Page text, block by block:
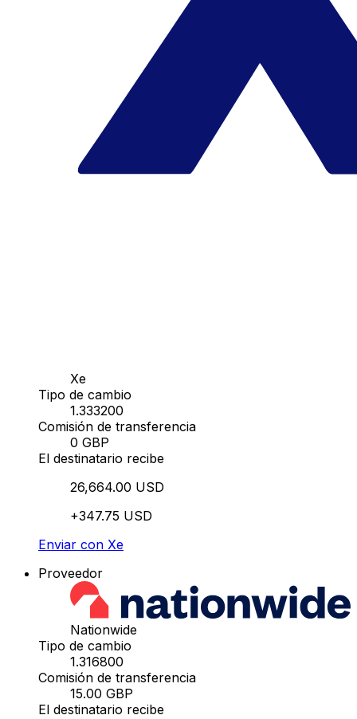
Xe
Tipo de cambio
1.333200
Comisión de transferencia
0 GBP
El destinatario recibe
26,664.00 USD
+347.75 USD
Enviar con Xe
Proveedor
Nationwide
Tipo de cambio
1.316800
Comisión de transferencia
15.00 GBP
El destinatario recibe